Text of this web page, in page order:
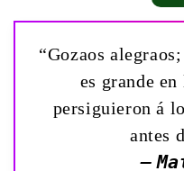
“Gozaos
es grande
persiguieron á
antes
—